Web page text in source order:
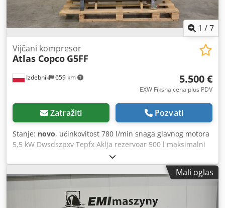
1 /7
Izdebnik 659 km
Vijčani kompresor
Atlas Copco G5FF
5.500 €
EXW Fiksna cena plus PDV
Zatražiti Pozvati
Stanje: novo, učinkovitost 780 l/min snaga glavnog motora
5,5 kW Dwsdszpxv Tepfx Aklja rezervoar 500 l maksimalni
radni pritisak 10,0 atm ugrađeni hladnjak elektronsko
podešavanje radnih parametara kompresora ispunjava CE
standarde godina proizvodnje 2025. – NOVO
Mali oglas